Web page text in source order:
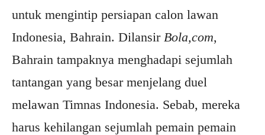
untuk mengintip persiapan calon lawan
Indonesia, Bahrain. Dilansir Bola,com,
Bahrain tampaknya menghadapi sejumlah
tantangan yang besar menjelang duel
melawan Timnas Indonesia. Sebab, mereka
harus kehilangan sejumlah pemain pemain